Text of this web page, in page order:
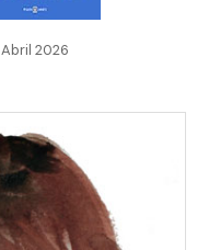
Abril 2026